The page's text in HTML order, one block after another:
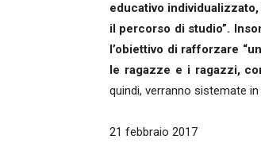
educativo
il percorso di studio”.
l’obiettivo di rafforzare
le ragazze e i ragazzi,
quindi, verranno sistemate
21 febbraio 2017